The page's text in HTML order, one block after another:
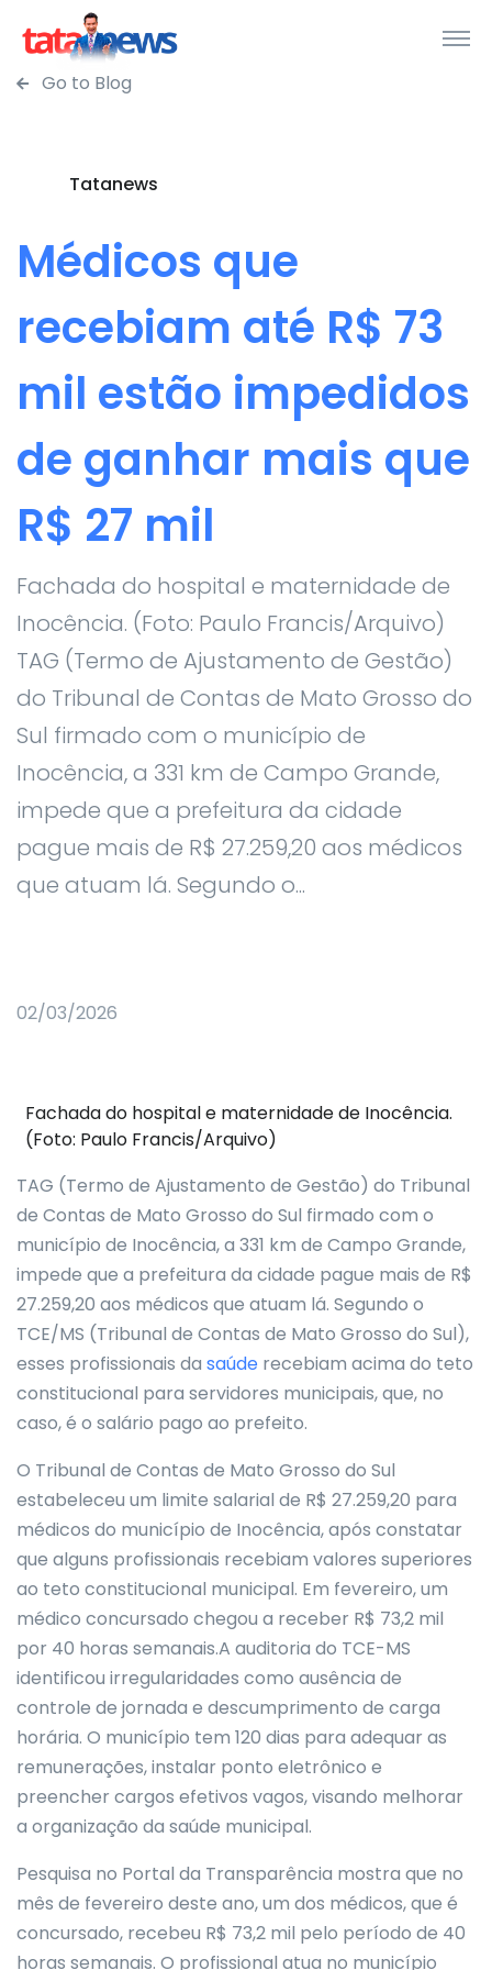
Go to Blog
Tatanews
Médicos que
recebiam até R$ 73
mil estão impedidos
de ganhar mais que
R$ 27 mil
Fachada do hospital e maternidade de
Inocência. (Foto: Paulo Francis/Arquivo)
TAG (Termo de Ajustamento de Gestão)
do Tribunal de Contas de Mato Grosso do
Sul firmado com o município de
Inocência, a 331 km de Campo Grande,
impede que a prefeitura da cidade
pague mais de R$ 27.259,20 aos médicos
que atuam lá. Segundo o...
02/03/2026
Fachada do hospital e maternidade de Inocência.
(Foto: Paulo Francis/Arquivo)
TAG (Termo de Ajustamento de Gestão) do Tribunal
de Contas de Mato Grosso do Sul firmado com o
município de Inocência, a 331 km de Campo Grande,
impede que a prefeitura da cidade pague mais de R$
27.259,20 aos médicos que atuam lá. Segundo o
TCE/MS (Tribunal de Contas de Mato Grosso do Sul),
esses profissionais da saúde recebiam acima do teto
constitucional para servidores municipais, que, no
caso, é o salário pago ao prefeito.
O Tribunal de Contas de Mato Grosso do Sul
estabeleceu um limite salarial de R$ 27.259,20 para
médicos do município de Inocência, após constatar
que alguns profissionais recebiam valores superiores
ao teto constitucional municipal. Em fevereiro, um
médico concursado chegou a receber R$ 73,2 mil
por 40 horas semanais.A auditoria do TCE-MS
identificou irregularidades como ausência de
controle de jornada e descumprimento de carga
horária. O município tem 120 dias para adequar as
remunerações, instalar ponto eletrônico e
preencher cargos efetivos vagos, visando melhorar
a organização da saúde municipal.
Pesquisa no Portal da Transparência mostra que no
mês de fevereiro deste ano, um dos médicos, que é
concursado, recebeu R$ 73,2 mil pelo período de 40
horas semanais. O profissional atua no município